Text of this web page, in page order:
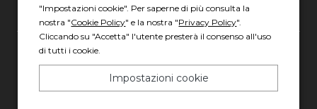
Piazza della Radio, 35 - 00146 Roma
"Impostazioni cookie". Per saperne di più consulta la
nostra "Cookie Policy" e la nostra "Privacy Policy".
Cliccando su "Accetta" l'utente presterà il consenso all'uso
di tutti i cookie.
Impostazioni cookie